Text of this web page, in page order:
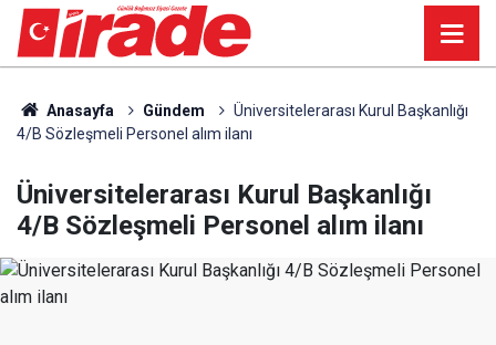
Anasayfa Gündem
Üniversitelerarası Kurul Başkanlığı
4/B Sözleşmeli Personel alım ilanı
Üniversitelerarası Kurul Başkanlığı
4/B Sözleşmeli Personel alım ilanı